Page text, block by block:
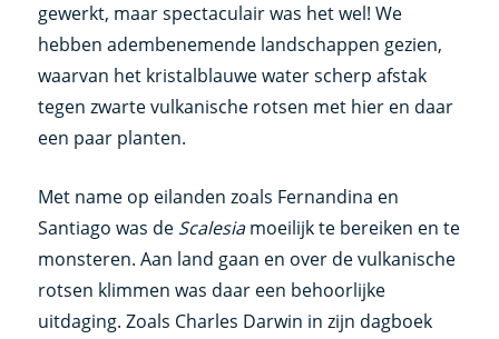
gewerkt, maar spectaculair was het wel! We
hebben adembenemende landschappen gezien,
waarvan het kristalblauwe water scherp afstak
tegen zwarte vulkanische rotsen met hier en daar
een paar planten.
Met name op eilanden zoals Fernandina en
Santiago was de Scalesiamoeilijk te bereiken en te
monsteren. Aan land gaan en over de vulkanische
rotsen klimmen was daar een behoorlijke
uitdaging. Zoals Charles Darwin in zijn dagboek